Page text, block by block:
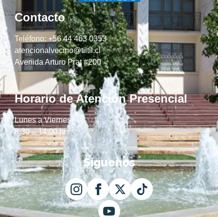
Contacto
Teléfono: +56 44 463 0353
atencionalvecino@tiltil.cl
Avenida Arturo Prat #200
Horario de Atención Presencial
Lunes a Viernes
8:30 – 14:00 hrs
Síguenos